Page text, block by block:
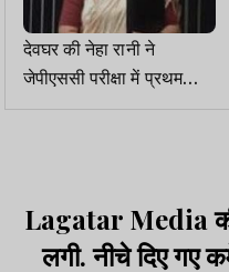
देवघर की नेहा रानी ने
जेपीएससी परीक्षा में प्रथम
प्रयास में ही सफलता हासिल
Lagatar Media
लगी. नीचे दिए गए